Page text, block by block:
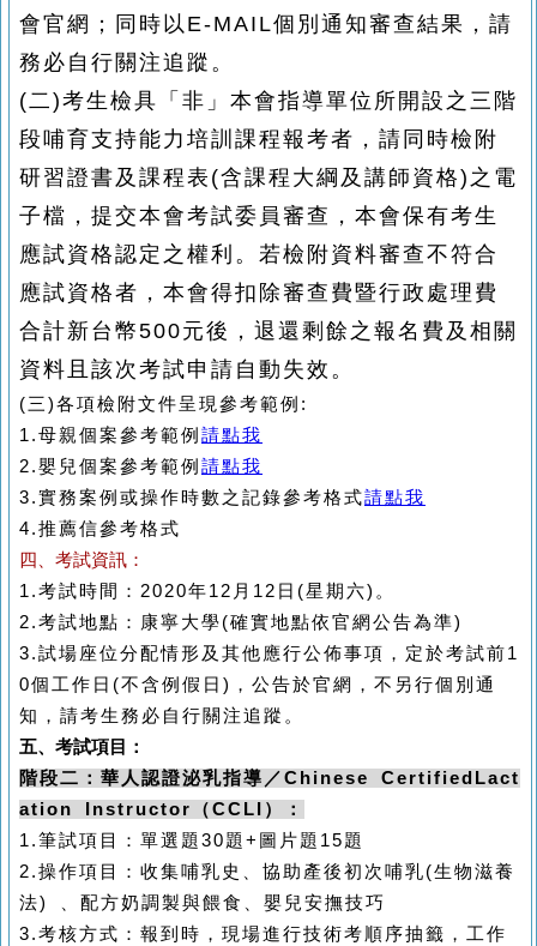
會官網；同時以 E-MAIL個別通知審查結果，請
務必自行關注追蹤。
(二)考生檢具 「 非 」 本會指導單位所開設之三階
段哺育支持能力培訓課程報考者，請同時檢附
研習證書及課程表 (含課程大綱及講師資格) 之電
子檔，提交本會考試委員審查，本會保有考生
應試資格認定之權利。若檢附資料審查不符合
應試資格者，本會得扣除審查費暨行政處理費
合計新台幣500元後，退還剩餘之報名費及相關
資料且該次考試申請自動失效。
(三)各項檢附文件呈現參考範例 :
1.母親個案參考範例 請點我
2.嬰兒個案參考範例 請點我
3.實務案例或操作時數之記錄參考格式請點我
4.推薦信參考格式
四、考試資訊：
1.考試時間： 2020年12 月 12 日 (星期六) 。
2.考試地點： 康寧大學(確實地點依官網公告為準)
3.試場座位分配情形及其他應行公佈事項，定於考試前1
0個工作日 (不含例假日 ) ，公告於官網，不另行個別通
知，請考生務必自行關注追蹤。
五、考試項目：
階段二： 華人認證泌乳指導／Chinese CertifiedLact
ation Instructor （CCLI
）：
1.筆試項目：單選題 30題 + 圖片題 15題
2.操作項目：收集哺乳史、協助產後初次哺乳(生物滋養
法)
、配方奶調製與餵食、嬰兒安撫技巧
3.考核方式：報到時，現場進行技術考順序抽籤，工作